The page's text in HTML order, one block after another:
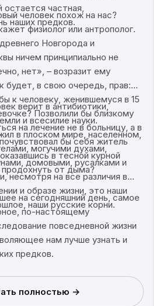
остается частная,
наших предков.
человек похож на нас?
физиолог или антрополог.
Новгорода и
ничем принципиально не
нет», – возразит ему
будет, в свою очередь, прав:
к человеку, женившемуся в 15
Позволили бы близкому
на лечение не в больницу, а в
бы себя житель
в тесной курной
от дыма?
верит в антибиотики,
и всесилие науки.
в плоском мире, населенном,
могучими духами,
домовыми, русалками и
несмотря на все различия в
и образе жизни, это наши
наши русские корни.
на сегодняшний день, самое
по-настоящему
повседневной жизни
нам лучше узнать и
предков.
полностью →